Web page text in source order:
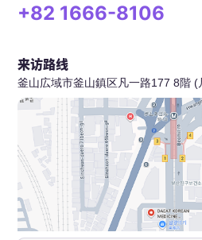
+82 1666-8106
来访路线
釜山広域市釜山鎮区凡一路177 8階 (